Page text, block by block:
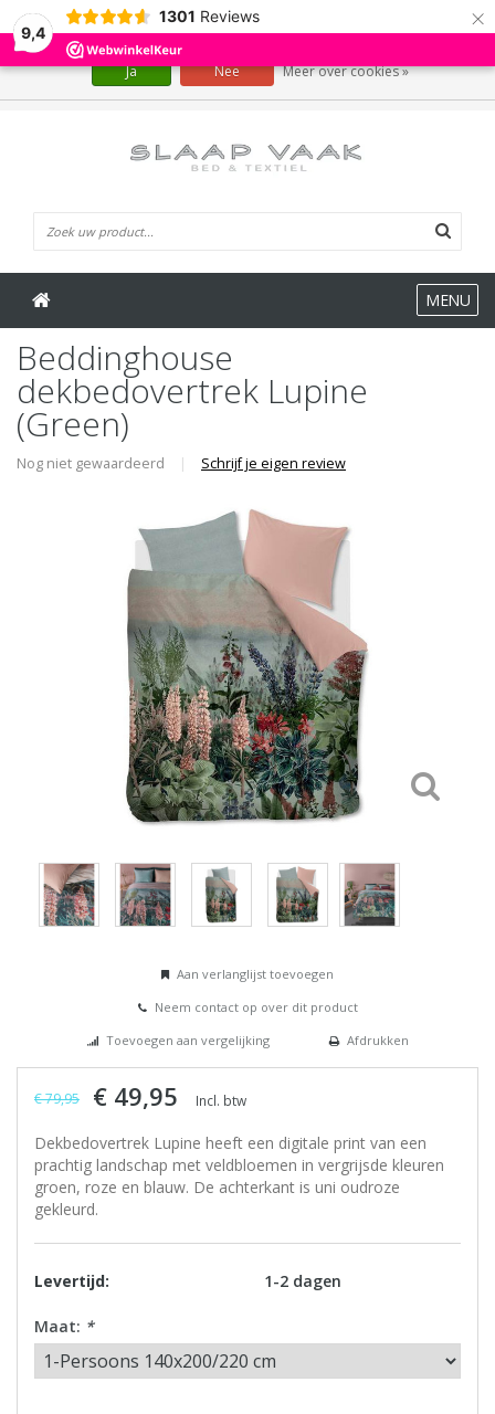
9,4
1301 Reviews ×
MENU
Beddinghouse
dekbedovertrek Lupine
(Green)
Nog niet gewaardeerd | Schrijf je eigen review
Aan verlanglijst toevoegen
Neem contact op over dit product
Toevoegen aan vergelijking
Afdrukken
€ 79,95 € 49,95 Incl. btw
Dekbedovertrek Lupine heeft een digitale print van een
prachtig landschap met veldbloemen in vergrijsde kleuren
groen, roze en blauw. De achterkant is uni oudroze
gekleurd.
Levertijd: 1-2 dagen
Maat: *
Wij slaan cookies op om onze website te verbeteren. Is dat akkoord?
Ja Nee Meer over cookies »